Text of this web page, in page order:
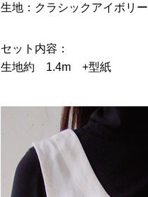
生地：クラシックアイボリー
セット内容：
生地約 1.4m +型紙